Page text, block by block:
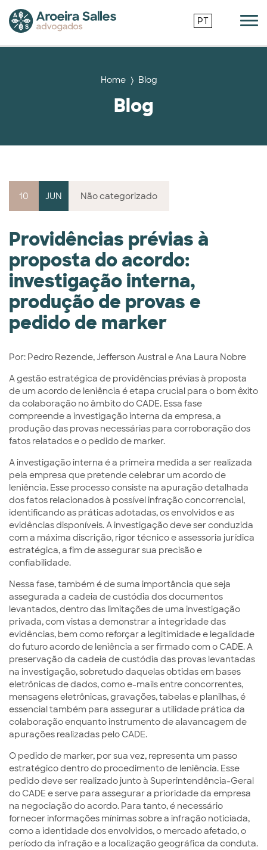
PT
Home Blog
Blog
10 JUN Não categorizado
Providências prévias à
proposta do acordo:
investigação interna,
produção de provas e
pedido de marker
Por: Pedro Rezende, Jefferson Austral e Ana Laura Nobre
A gestão estratégica de providências prévias à proposta
de um acordo de leniência é etapa crucial para o bom êxito
da colaboração no âmbito do CADE. Essa fase
compreende a investigação interna da empresa, a
produção das provas necessárias para corroboração dos
fatos relatados e o pedido de marker.
A investigação interna é a primeira medida a ser realizada
pela empresa que pretende celebrar um acordo de
leniência. Esse processo consiste na apuração detalhada
dos fatos relacionados à possível infração concorrencial,
identificando as práticas adotadas, os envolvidos e as
evidências disponíveis. A investigação deve ser conduzida
com a máxima discrição, rigor técnico e assessoria jurídica
estratégica, a fim de assegurar sua precisão e
confiabilidade.
Nessa fase, também é de suma importância que seja
assegurada a cadeia de custódia dos documentos
levantados, dentro das limitações de uma investigação
privada, com vistas a demonstrar a integridade das
evidências, bem como reforçar a legitimidade e legalidade
do futuro acordo de leniência a ser firmado com o CADE. A
preservação da cadeia de custódia das provas levantadas
na investigação, sobretudo daquelas obtidas em bases
eletrônicas de dados, como e-mails entre concorrentes,
mensagens eletrônicas, gravações, tabelas e planilhas, é
essencial também para assegurar a utilidade prática da
colaboração enquanto instrumento de alavancagem de
apurações realizadas pelo CADE.
O pedido de marker, por sua vez, representa um passo
estratégico dentro do procedimento de leniência. Esse
pedido deve ser realizado junto à Superintendência-Geral
do CADE e serve para assegurar a prioridade da empresa
na negociação do acordo. Para tanto, é necessário
fornecer informações mínimas sobre a infração noticiada,
como a identidade dos envolvidos, o mercado afetado, o
período da infração e a localização geográfica da conduta.